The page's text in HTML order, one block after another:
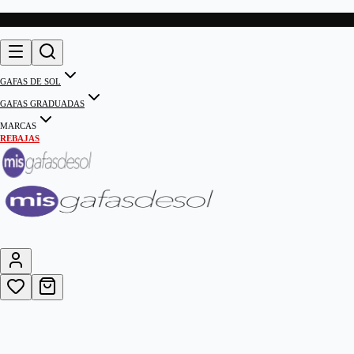
GAFAS DE SOL
GAFAS GRADUADAS
MARCAS
REBAJAS